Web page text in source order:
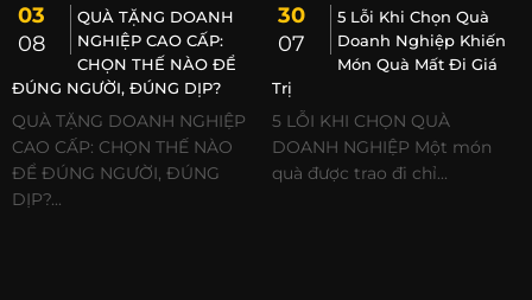
03
08
QUÀ TẶNG DOANH
NGHIỆP CAO CẤP:
CHỌN THẾ NÀO ĐỂ
ĐÚNG NGƯỜI, ĐÚNG DỊP?
QUÀ TẶNG DOANH NGHIỆP
CAO CẤP: CHỌN THẾ NÀO
ĐỂ ĐÚNG NGƯỜI, ĐÚNG
DỊP?...
30
07
5 Lỗi Khi Chọn Quà
Doanh Nghiệp Khiến
Món Quà Mất Đi Giá
Trị
5 LỖI KHI CHỌN QUÀ
DOANH NGHIỆP Một món
quà được trao đi chỉ...